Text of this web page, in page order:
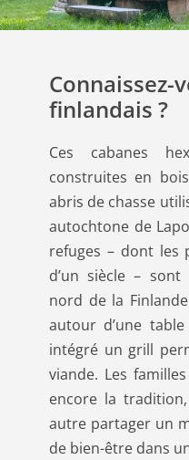
Connaissez-
finlandais ?
Ces cabanes
construites en
abris de chasse
autochtone de
refuges – dont les
d’un siècle –
nord de la
autour d’une
intégré un grill
viande. Les
encore la
autre partager un
de bien-être dans